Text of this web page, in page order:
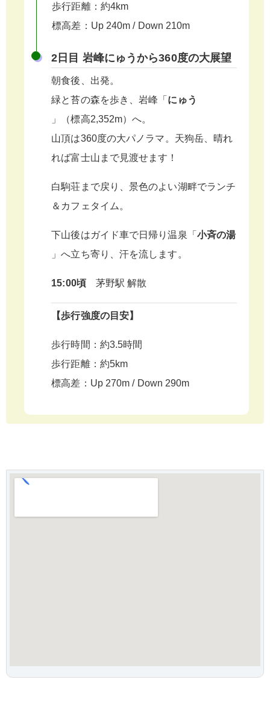
歩行距離：約4km
標高差：Up 240m / Down 210m
2日目 岩峰にゅうから360度の大展望
朝食後、出発。
緑と苔の森を歩き、岩峰「 にゅう
」（標高2,352m）へ。
山頂は360度の大パノラマ。天狗岳、晴れ
れば富士山まで見渡せます！
白駒荘まで戻り、景色のよい湖畔でランチ
＆カフェタイム。
下山後はガイド車で日帰り温泉「 小斉の湯
」へ立ち寄り、汗を流します。
15:00頃茅野駅 解散
【歩行強度の目安】
歩行時間：約3.5時間
歩行距離：約5km
標高差：Up 270m / Down 290m